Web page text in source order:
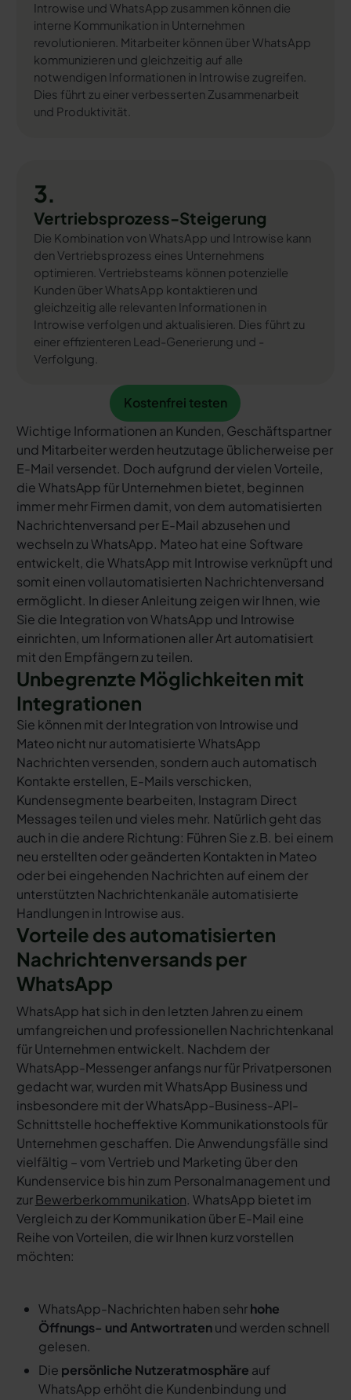
Introwise und WhatsApp zusammen können die
interne Kommunikation in Unternehmen
revolutionieren. Mitarbeiter können über WhatsApp
kommunizieren und gleichzeitig auf alle
notwendigen Informationen in Introwise zugreifen.
Dies führt zu einer verbesserten Zusammenarbeit
und Produktivität.
3.
Vertriebsprozess-Steigerung
Die Kombination von WhatsApp und Introwise kann
den Vertriebsprozess eines Unternehmens
optimieren. Vertriebsteams können potenzielle
Kunden über WhatsApp kontaktieren und
gleichzeitig alle relevanten Informationen in
Introwise verfolgen und aktualisieren. Dies führt zu
einer effizienteren Lead-Generierung und -
Verfolgung.
Kostenfrei testen
Kostenfrei testen
Wichtige Informationen an Kunden, Geschäftspartner
und Mitarbeiter werden heutzutage üblicherweise per
E-Mail versendet. Doch aufgrund der vielen Vorteile,
die WhatsApp für Unternehmen bietet, beginnen
immer mehr Firmen damit, von dem automatisierten
Nachrichtenversand per E-Mail abzusehen und
wechseln zu WhatsApp. Mateo hat eine Software
entwickelt, die WhatsApp mit Introwise verknüpft und
somit einen vollautomatisierten Nachrichtenversand
ermöglicht. In dieser Anleitung zeigen wir Ihnen, wie
Sie die Integration von WhatsApp und Introwise
einrichten, um Informationen aller Art automatisiert
mit den Empfängern zu teilen.
Unbegrenzte Möglichkeiten mit
Integrationen
Sie können mit der Integration von Introwise und
Mateo nicht nur automatisierte WhatsApp
Nachrichten versenden, sondern auch automatisch
Kontakte erstellen, E-Mails verschicken,
Kundensegmente bearbeiten, Instagram Direct
Messages teilen und vieles mehr. Natürlich geht das
auch in die andere Richtung: Führen Sie z.B. bei einem
neu erstellten oder geänderten Kontakten in Mateo
oder bei eingehenden Nachrichten auf einem der
unterstützten Nachrichtenkanäle automatisierte
Handlungen in Introwise aus.
Vorteile des automatisierten
Nachrichtenversands per
WhatsApp
WhatsApp hat sich in den letzten Jahren zu einem
umfangreichen und professionellen Nachrichtenkanal
für Unternehmen entwickelt. Nachdem der
WhatsApp-Messenger anfangs nur für Privatpersonen
gedacht war, wurden mit WhatsApp Business und
insbesondere mit der WhatsApp-Business-API-
Schnittstelle hocheffektive Kommunikationstools für
Unternehmen geschaffen. Die Anwendungsfälle sind
vielfältig – vom Vertrieb und Marketing über den
Kundenservice bis hin zum Personalmanagement und
zurBewerberkommunikation. WhatsApp bietet im
Vergleich zu der Kommunikation über E-Mail eine
Reihe von Vorteilen, die wir Ihnen kurz vorstellen
möchten:
WhatsApp-Nachrichten haben sehrhohe
Öffnungs- und Antwortratenund werden schnell
gelesen.
Die persönliche Nutzeratmosphäre auf
WhatsApp erhöht die Kundenbindung und